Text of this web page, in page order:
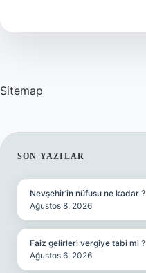
Sitemap
SIDEBAR
SON YAZILAR
Nevşehir’in nüfusu ne kadar ?
Ağustos 8, 2026
Faiz gelirleri vergiye tabi mi ?
Ağustos 6, 2026